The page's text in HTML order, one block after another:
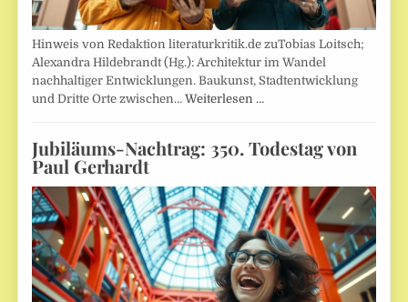
Hinweis von Redaktion literaturkritik.de zuTobias Loitsch;
Alexandra Hildebrandt (Hg.): Architektur im Wandel
nachhaltiger Entwicklungen. Baukunst, Stadtentwicklung
und Dritte Orte zwischen…Weiterlesen …
Jubiläums-Nachtrag: 350. Todestag von
Paul Gerhardt